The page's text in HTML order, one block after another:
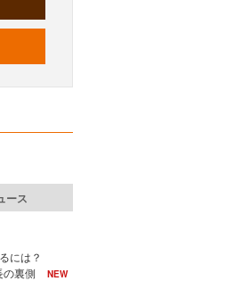
ース
には？
の裏側
NEW